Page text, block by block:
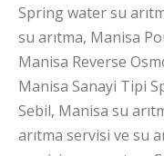
Spring water su
su arıtma, Manisa
Manisa Reverse
Manisa Sanayi Tipi
Sebil, Manisa su
arıtma servisi ve su